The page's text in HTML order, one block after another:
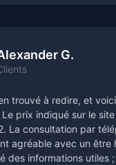
G.
trouvé à redire, et
Le prix indiqué sur le
La consultation par
agréable avec un être
des informations utiles